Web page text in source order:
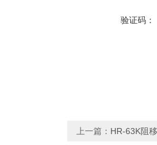
验证码：
上一篇： HR-63K阻